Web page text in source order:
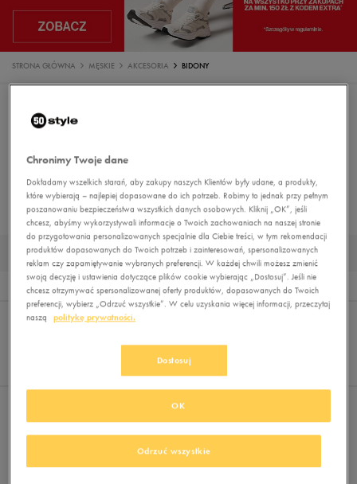
STRONA GŁÓWNA MĘSKIE AKCESORIA BIDONY
CZAPKI Z DASZKIEM
PIELĘGNACJA OBUWIA AKCESORIA NARCIARSKIE SZALIKI I RĘKAWICZKI
CZAPKI ZIMOWE
MĘSKIE BIDONY NA WODĘ
Wyników
Sortuj:
REKOMENDOWANE
Chronimy Twoje dane
Dokładamy wszelkich starań, aby zakupy naszych Klientów były udane, a produkty,
które wybierają – najlepiej dopasowane do ich potrzeb. Robimy to jednak przy pełnym
poszanowaniu bezpieczeństwa wszystkich danych osobowych. Kliknij „OK”, jeśli
chcesz, abyśmy wykorzystywali informacje o Twoich zachowaniach na naszej stronie
do przygotowania personalizowanych specjalnie dla Ciebie treści, w tym rekomendacji
produktów dopasowanych do Twoich potrzeb i zainteresowań, spersonalizowanych
reklam czy zapamiętywanie wybranych preferencji. W każdej chwili możesz zmienić
swoją decyzję i ustawienia dotyczące plików cookie wybierając „Dostosuj”. Jeśli nie
chcesz otrzymywać spersonalizowanej oferty produktów, dopasowanych do Twoich
preferencji, wybierz „Odrzuć wszystkie”. W celu uzyskania więcej informacji, przeczytaj
naszą
politykę prywatności.
Dostosuj
Odrzuć wszystkie
OK